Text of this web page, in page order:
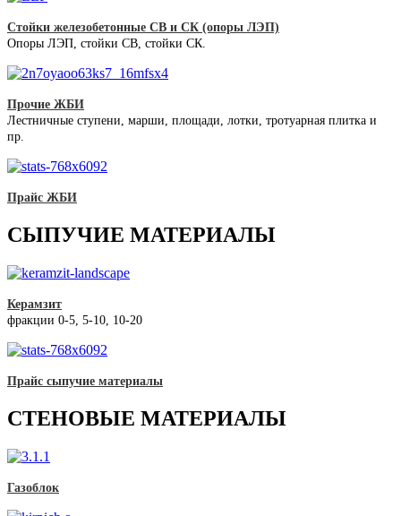
Стойки железобетонные СВ и СК (опоры ЛЭП)
Опоры ЛЭП, стойки СВ, стойки СК.
Прочие ЖБИ
Лестничные ступени, марши, площади, лотки, тротуарная плитка и
пр.
Прайс ЖБИ
СЫПУЧИЕ МАТЕРИАЛЫ
Керамзит
фракции 0-5, 5-10, 10-20
Прайс сыпучие материалы
СТЕНОВЫЕ МАТЕРИАЛЫ
Газоблок